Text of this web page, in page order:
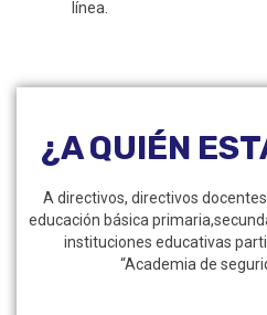
línea.
¿A QUIÉN
A directivos, directivos
educación básica
instituciones educativas
“Academia de